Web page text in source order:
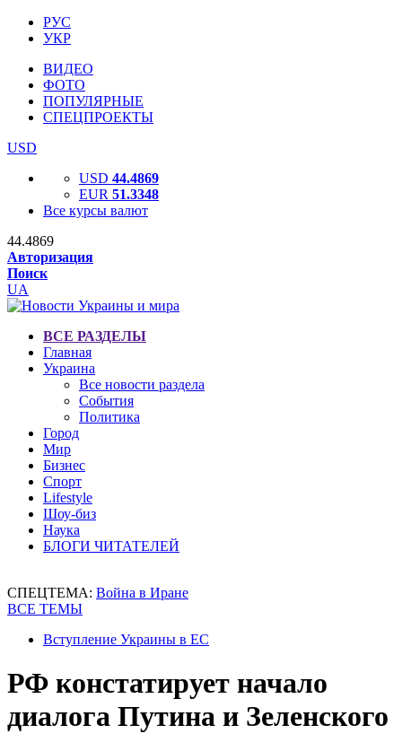
РУС
УКР
ВИДЕО
ФОТО
ПОПУЛЯРНЫЕ
СПЕЦПРОЕКТЫ
USD
USD 44.4869
EUR 51.3348
Все курсы валют
44.4869
Авторизация
Поиск
UA
ВСЕ РАЗДЕЛЫ
Главная
Украина
Все новости раздела
События
Политика
Город
Мир
Бизнес
Спорт
Lifestyle
Шоу-биз
Наука
БЛОГИ ЧИТАТЕЛЕЙ
СПЕЦТЕМА: Война в Иране
ВСЕ ТЕМЫ
Вступление Украины в ЕС
РФ констатирует начало
диалога Путина и Зеленского